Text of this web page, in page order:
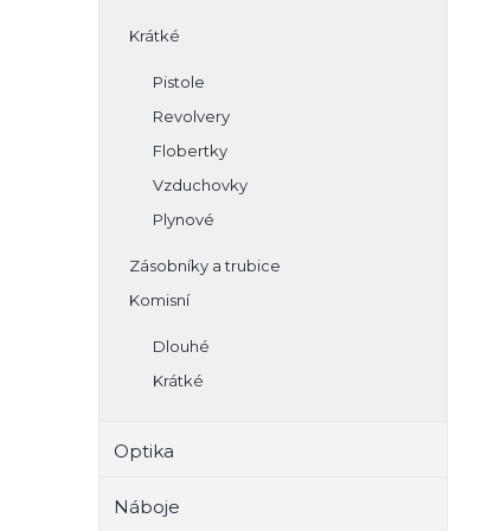
Krátké
Pistole
Revolvery
Flobertky
Vzduchovky
Plynové
Zásobníky a trubice
Komisní
Dlouhé
Krátké
Optika
Náboje